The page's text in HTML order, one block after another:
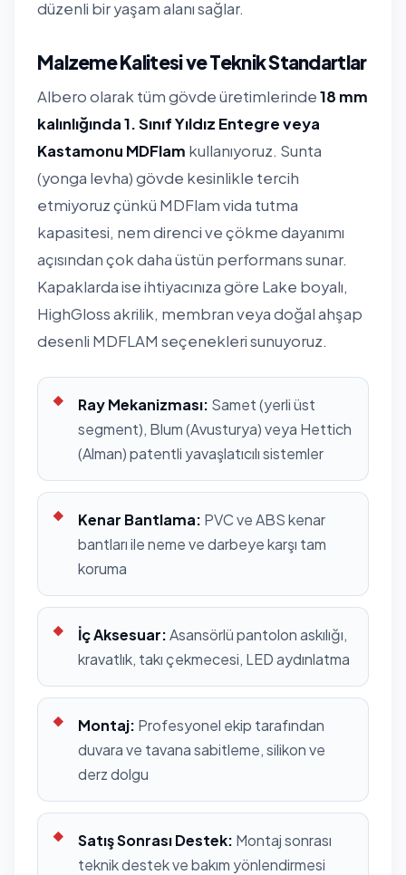
düzenli bir yaşam alanı sağlar.
Malzeme Kalitesi ve Teknik Standartlar
Albero olarak tüm gövde üretimlerinde18 mm
kalınlığında 1. Sınıf Yıldız Entegre veya
Kastamonu MDFlam kullanıyoruz. Sunta
(yonga levha) gövde kesinlikle tercih
etmiyoruz çünkü MDFlam vida tutma
kapasitesi, nem direnci ve çökme dayanımı
açısından çok daha üstün performans sunar.
Kapaklarda ise ihtiyacınıza göre Lake boyalı,
HighGloss akrilik, membran veya doğal ahşap
desenli MDFLAM seçenekleri sunuyoruz.
Ray Mekanizması: Samet (yerli üst
segment), Blum (Avusturya) veya Hettich
(Alman) patentli yavaşlatıcılı sistemler
Kenar Bantlama: PVC ve ABS kenar
bantları ile neme ve darbeye karşı tam
koruma
İç Aksesuar:Asansörlü pantolon askılığı,
kravatlık, takı çekmecesi, LED aydınlatma
Montaj: Profesyonel ekip tarafından
duvara ve tavana sabitleme, silikon ve
derz dolgu
Satış Sonrası Destek: Montaj sonrası
teknik destek ve bakım yönlendirmesi